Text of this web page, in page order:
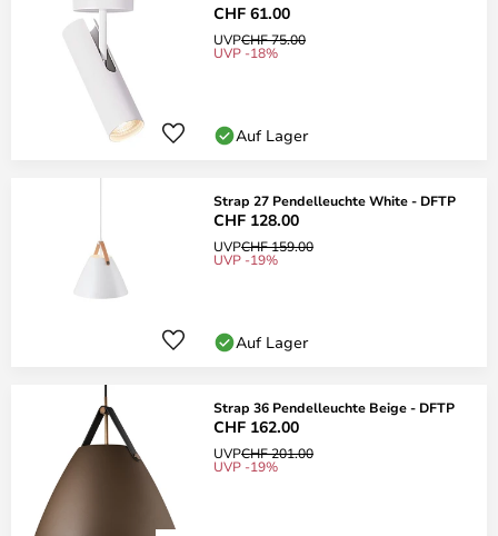
CHF 61.00
UVPCHF 75.00
UVP -18%
Auf Lager
Strap 27 Pendelleuchte White - DFTP
CHF 128.00
UVPCHF 159.00
UVP -19%
Auf Lager
Strap 36 Pendelleuchte Beige - DFTP
CHF 162.00
UVPCHF 201.00
UVP -19%